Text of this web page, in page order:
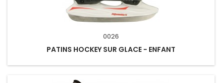
0026
PATINS HOCKEY SUR GLACE - ENFANT